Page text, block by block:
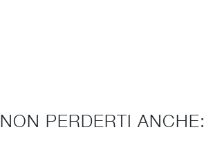
NON PERDERTI ANCHE: